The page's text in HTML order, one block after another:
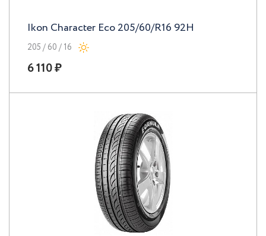
Ikon Character Eco 205/60/R16 92H
205 / 60 / 16
6 110 ₽